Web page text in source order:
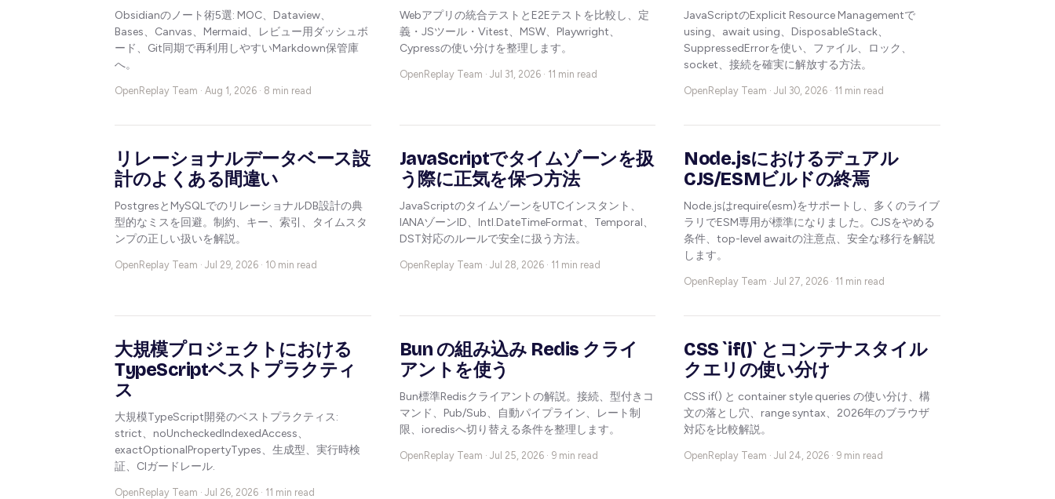
Obsidianのノート術5選: MOC、Dataview、
Bases、Canvas、Mermaid、レビュー用ダッシュボ
ード、Git同期で再利用しやすいMarkdown保管庫
へ。
OpenReplay Team · Aug 1, 2026 · 8 min read
Webアプリの統合テストとE2Eテストを比較し、定
義・JSツール・Vitest、MSW、Playwright、
Cypressの使い分けを整理します。
OpenReplay Team · Jul 31, 2026 · 11 min read
JavaScriptのExplicit Resource Managementで
using、await using、DisposableStack、
SuppressedErrorを使い、ファイル、ロック、
socket、接続を確実に解放する方法。
OpenReplay Team ·Jul 30, 2026 · 11 min read
リレーショナルデータベース設
計のよくある間違い
PostgresとMySQLでのリレーショナルDB設計の典
型的なミスを回避。制約、キー、索引、タイムスタ
ンプの正しい扱いを解説。
OpenReplay Team · Jul 29, 2026 · 10 min read
JavaScriptでタイムゾーンを扱
う際に正気を保つ方法
JavaScriptのタイムゾーンをUTCインスタント、
IANAゾーンID、Intl.DateTimeFormat、Temporal、
DST対応のルールで安全に扱う方法。
OpenReplay Team · Jul 28, 2026 · 11 min read
Node.jsにおけるデュアル
CJS/ESMビルドの終焉
Node.jsはrequire(esm)をサポートし、多くのライブ
ラリでESM専用が標準になりました。CJSをやめる
条件、top-level awaitの注意点、安全な移行を解説
します。
OpenReplay Team ·Jul 27, 2026 · 11 min read
大規模プロジェクトにおける
TypeScriptベストプラクティ
ス
大規模TypeScript開発のベストプラクティス:
strict、noUncheckedIndexedAccess、
exactOptionalPropertyTypes、生成型、実行時検
証、CIガードレール.
OpenReplay Team · Jul 26, 2026 · 11 min read
Bun の組み込み Redis クライ
アントを使う
Bun標準Redisクライアントの解説。接続、型付きコ
マンド、Pub/Sub、自動パイプライン、レート制
限、ioredisへ切り替える条件を整理します。
OpenReplay Team · Jul 25, 2026 · 9 min read
CSS `if()` とコンテナスタイル
クエリの使い分け
CSS if() と container style queries の使い分け、構
文の落とし穴、range syntax、2026年のブラウザ
対応を比較解説。
OpenReplay Team ·Jul 24, 2026 · 9 min read